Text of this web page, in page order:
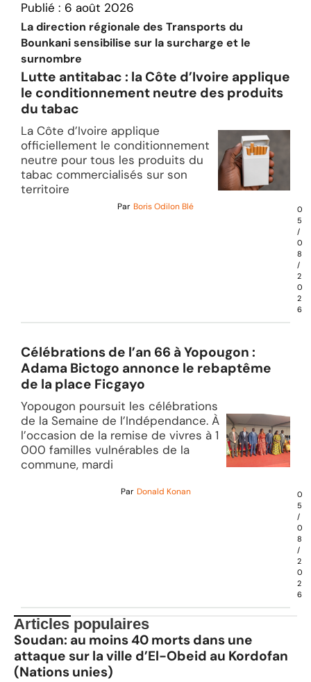
Publié : 6 août 2026
La direction régionale des Transports du
Bounkani sensibilise sur la surcharge et le
surnombre
Lutte antitabac : la Côte d’Ivoire applique
le conditionnement neutre des produits
du tabac
La Côte d’Ivoire applique
officiellement le conditionnement
neutre pour tous les produits du
tabac commercialisés sur son
territoire
Par Boris Odilon Blé
0
5
/
0
8
/
2
0
2
6
Célébrations de l’an 66 à Yopougon :
Adama Bictogo annonce le rebaptême
de la place Ficgayo
Yopougon poursuit les célébrations
de la Semaine de l’Indépendance. À
l’occasion de la remise de vivres à 1
000 familles vulnérables de la
commune, mardi
Par Donald Konan
0
5
/
0
8
/
2
0
2
6
Articles populaires
Soudan: au moins 40 morts dans une
attaque sur la ville d’El-Obeid au Kordofan
(Nations unies)